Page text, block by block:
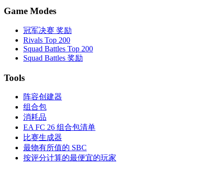
Game Modes
冠军决赛 奖励
Rivals Top 200
Squad Battles Top 200
Squad Battles 奖励
Tools
阵容创建器
组合包
消耗品
EA FC 26 组合包清单
比赛生成器
最物有所值的 SBC
按评分计算的最便宜的玩家